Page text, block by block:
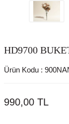
HD9700
Ürün Kodu :
990,00 TL